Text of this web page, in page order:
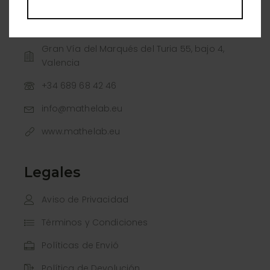
Gran Vía del Marqués del Turia 55, bajo 4,
Valencia
+34 689 68 42 46
info@mathelab.eu
www.mathelab.eu
Legales
Aviso de Privacidad
Términos y Condiciones
Políticas de Envió